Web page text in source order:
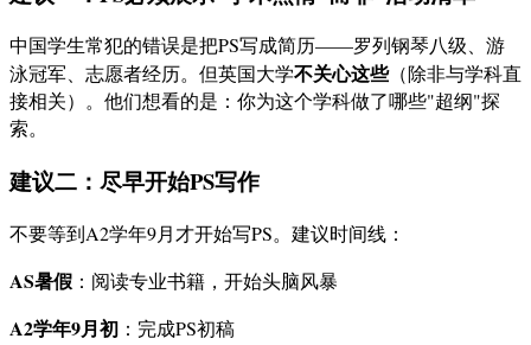
中国学生常犯的错误是把PS写成简历——罗列钢琴八级、游
泳冠军、志愿者经历。但英国大学不关心这些（除非与学科直
接相关）。他们想看的是：你为这个学科做了哪些"超纲"探
索。
建议二：尽早开始PS写作
不要等到A2学年9月才开始写PS。建议时间线：
AS暑假 ：阅读专业书籍，开始头脑风暴
A2学年9月初 ：完成PS初稿